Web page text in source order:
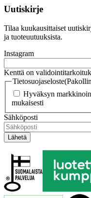
Uutiskirje
Tilaa kuukausittaiset
ja tuoteuutuuksista.
Instagram
Kenttä on
Tietosuojaseloste
Hyväksyn
mukaisesti
Sähköposti